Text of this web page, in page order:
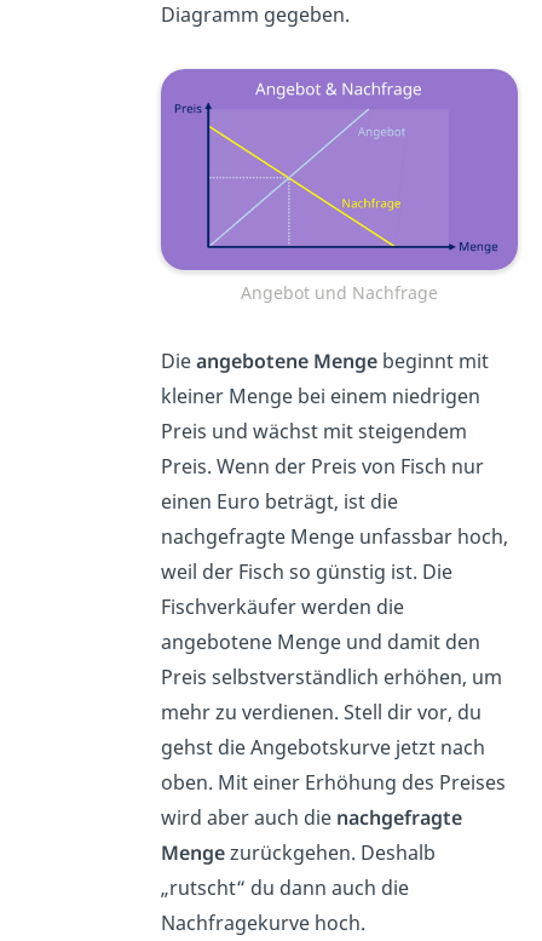
Diagramm gegeben.
Angebot und Nachfrage
Dieangebotene Menge beginnt mit
kleiner Menge bei einem niedrigen
Preis und wächst mit steigendem
Preis. Wenn der Preis von Fisch nur
einen Euro beträgt, ist die
nachgefragte Menge unfassbar hoch,
weil der Fisch so günstig ist. Die
Fischverkäufer werden die
angebotene Menge und damit den
Preis selbstverständlich erhöhen, um
mehr zu verdienen. Stell dir vor, du
gehst die Angebotskurve jetzt nach
oben. Mit einer Erhöhung des Preises
wird aber auch die nachgefragte
Mengezurückgehen. Deshalb
„rutscht“ du dann auch die
Nachfragekurve hoch.